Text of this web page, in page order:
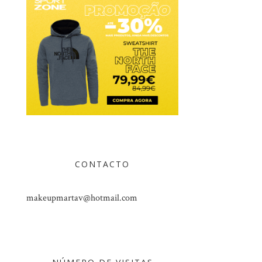
CONTACTO
makeupmartav@hotmail.com